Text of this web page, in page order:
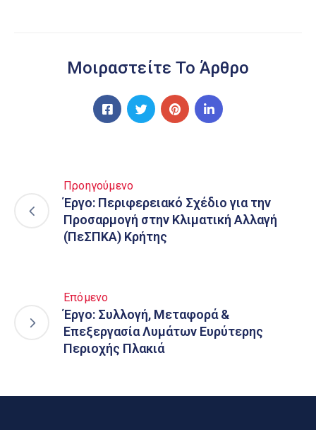
Μοιραστείτε Το Άρθρο
Προηγούμενο
Έργο: Περιφερειακό Σχέδιο για την
Προσαρμογή στην Κλιματική Αλλαγή
(ΠεΣΠΚΑ) Κρήτης
Επόμενο
Έργο: Συλλογή, Μεταφορά &
Επεξεργασία Λυμάτων Ευρύτερης
Περιοχής Πλακιά